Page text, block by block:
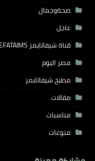
صحةوجمال
عاجل
قناة شيفاتايمز TV / SHEFATAIMS
مصر اليوم
مطبخ شيفاتايمز
مقالات
مناسبات
منوعات